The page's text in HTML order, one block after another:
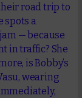
road trip to
spots a
— because
in traffic? She
is Bobby’s
wearing